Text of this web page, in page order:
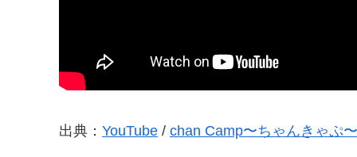
出典： YouTube / chan Camp〜ちゃんきゃぷ〜